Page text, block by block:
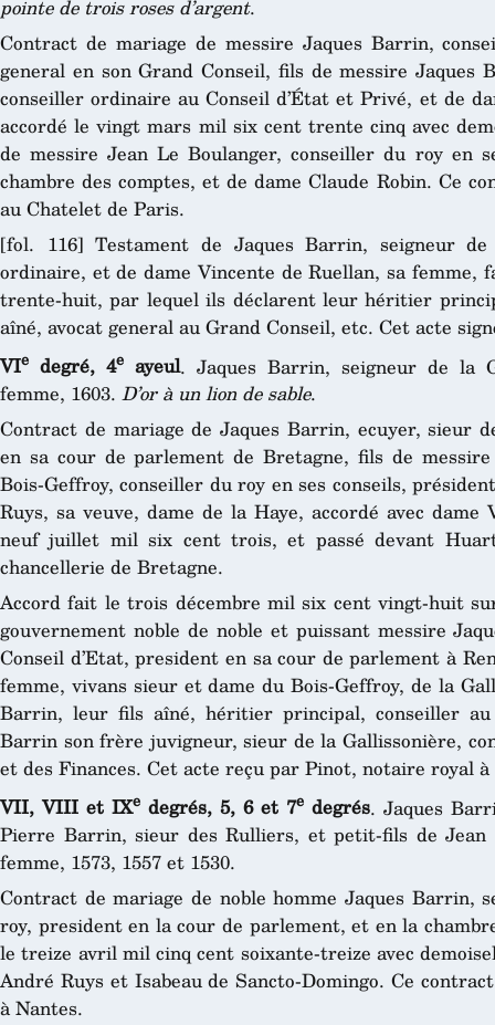
pointe de trois roses d’argent.
Contract de mariage de messire Jaques Barrin,
general en son Grand Conseil, fils de messire Jaques
conseiller ordinaire au Conseil d’État et Privé, et de
accordé le vingt mars mil six cent trente cinq avec
de messire Jean Le Boulanger, conseiller du roy en
chambre des comptes, et de dame Claude Robin. Ce
au Chatelet de Paris.
[fol. 116] Testament de Jaques Barrin, seigneur
ordinaire, et de dame Vincente de Ruellan, sa femme,
trente-huit, par lequel ils déclarent leur héritier
aîné, avocat general au Grand Conseil, etc. Cet acte
VIe degré, 4e ayeul. Jaques Barrin, seigneur de la
femme, 1603. D’or à un lion de sable.
Contract de mariage de Jaques Barrin, ecuyer, sieur
en sa cour de parlement de Bretagne, fils de
Bois-Geffroy, conseiller du roy en ses conseils,
Ruys, sa veuve, dame de la Haye, accordé avec
neuf juillet mil six cent trois, et passé devant
chancellerie de Bretagne.
Accord fait le trois décembre mil six cent vingt-huit
gouvernement noble de noble et puissant messire
Conseil d’Etat, president en sa cour de parlement à
femme, vivans sieur et dame du Bois-Geffroy, de la
Barrin, leur fils aîné, héritier principal, conseiller
Barrin son frère juvigneur, sieur de la Gallissonière,
et des Finances. Cet acte reçu par Pinot, notaire royal à
VII, VIII et IXe degrés, 5, 6 et 7e degrés. Jaques
Pierre Barrin, sieur des Rulliers, et petit-fils de Jean
femme, 1573, 1557 et 1530.
Contract de mariage de noble homme Jaques Barrin,
roy, president en la cour de parlement, et en la
le treize avril mil cinq cent soixante-treize avec
André Ruys et Isabeau de Sancto-Domingo. Ce
à Nantes.